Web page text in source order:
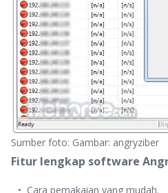
Sumber foto: Gambar: angryziber
Fitur lengkap software
Cara pemakaian yang mudah.